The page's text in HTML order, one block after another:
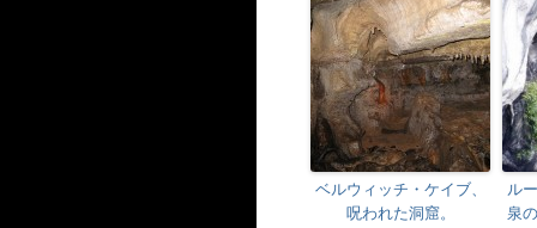
ベルウィッチ・ケイブ、
呪われた洞窟。
ル
泉